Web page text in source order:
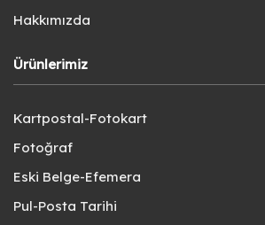
Hakkımızda
Ürünlerimiz
Kartpostal-Fotokart
Fotoğraf
Eski Belge-Efemera
Pul-Posta Tarihi